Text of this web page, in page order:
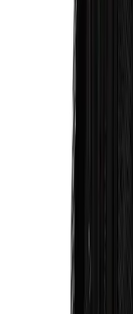
Karşılaştırma
Çeyizlik Hediyelik
Malzeme
Çeyiziniz için zarif
hediye setleri. Ayna ve
ömür sağlıyor, bazı
eleştirilerde bulunuyor.
Daha fazla bilgi edinin